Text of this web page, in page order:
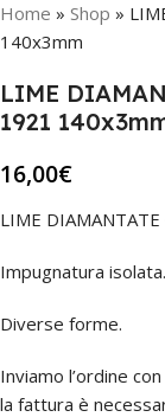
Home » Shop »
140x3mm
LIME
1921
16,00€
LIME DIAMANTATE
Impugnatura isolata.
Diverse forme.
Inviamo l’ordine
la fattura è